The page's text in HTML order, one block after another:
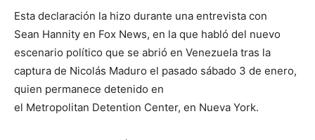
Esta declaración la hizo durante una entrevista con
Sean Hannity en Fox News, en la que habló del nuevo
escenario político que se abrió en Venezuela tras la
captura de Nicolás Maduro el pasado sábado 3 de enero,
quien permanece detenido en
el Metropolitan Detention Center, en Nueva York.